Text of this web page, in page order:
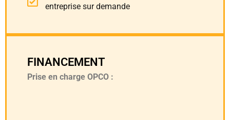
entreprise sur demande
FINANCEMENT
Prise en charge OPCO :